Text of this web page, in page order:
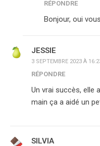
RÉPONDRE
Bonjour, oui
JESSIE
3 SEPTEMBRE 2023 À
RÉPONDRE
Un vrai succès, elle
main ça a aidé un
SILVIA